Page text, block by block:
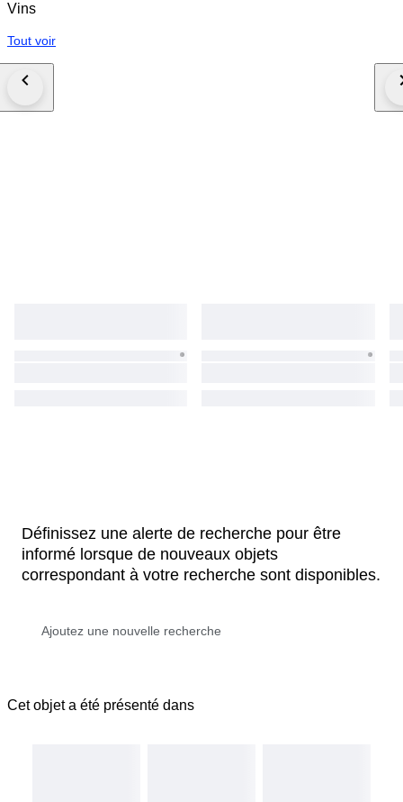
Vins
Tout voir
Définissez une alerte de recherche pour être
informé lorsque de nouveaux objets
correspondant à votre recherche sont disponibles.
Cet objet a été présenté dans